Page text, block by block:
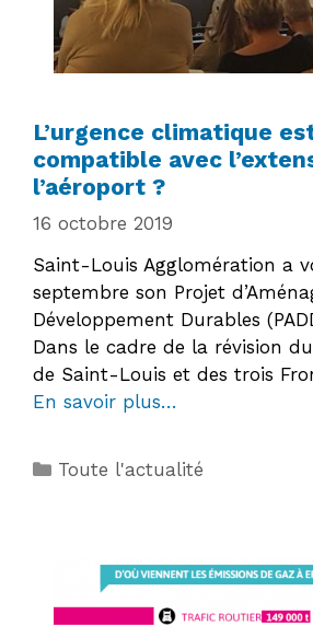
L’urgence climatique
compatible avec
l’aéroport ?
16 octobre 2019
Saint-Louis Agglomération a
septembre son Projet
Développement Durables
Dans le cadre de la révision
de Saint-Louis et des trois
En savoir plus…
Catégories
Toute l'actualité